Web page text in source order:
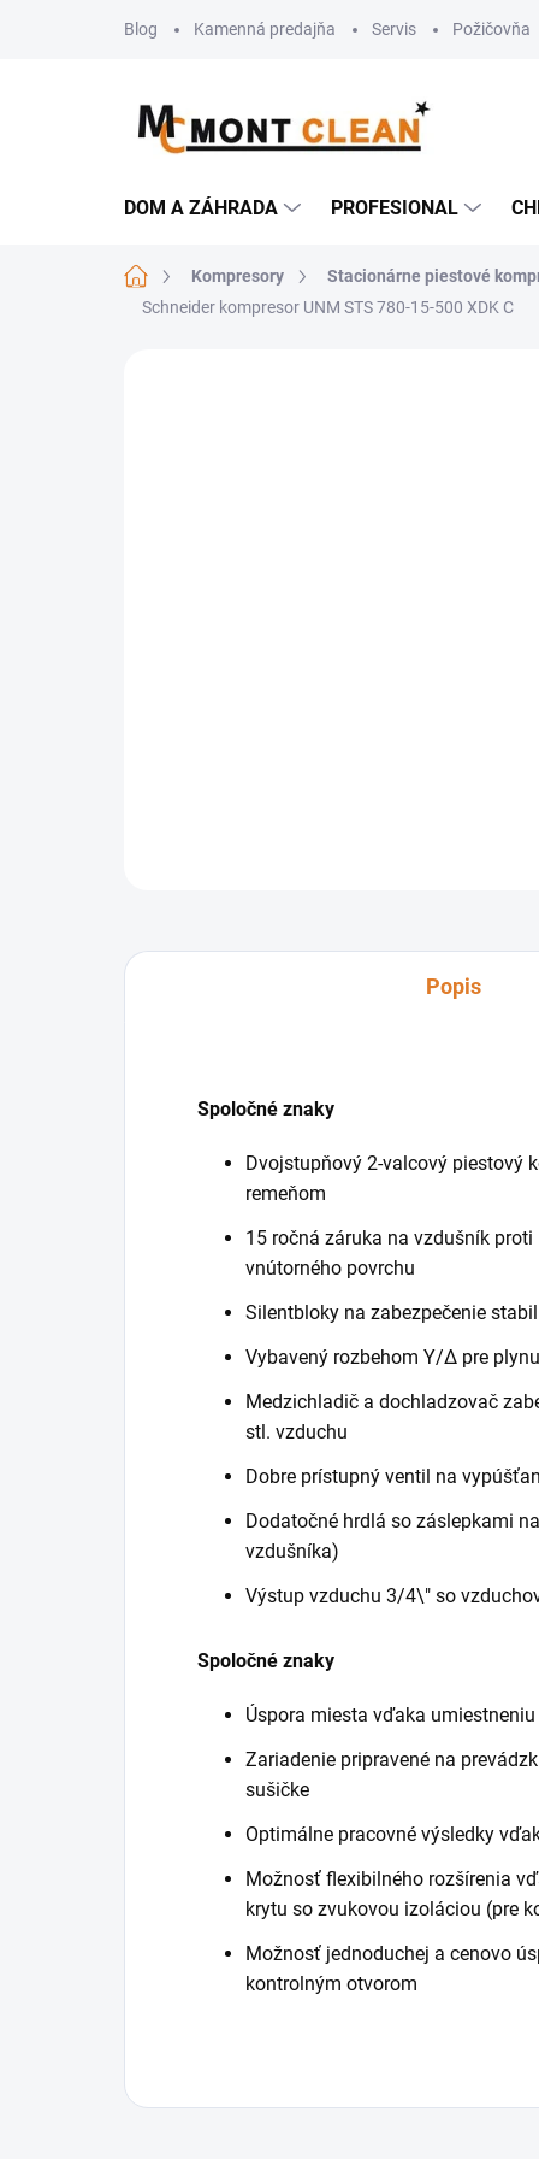
Blog Kamenná predajňa Servis Požičovňa
DOM A ZÁHRADA PROFESIONAL
DomovKompresory Stacionárne piestové
Schneider kompresor UNM STS 780-15-500 XDK C
Popis
Spoločné znaky
Dvojstupňový 2-valcový piestový
remeňom
15 ročná záruka na vzdušník
vnútorného povrchu
Silentbloky na zabezpečenie
Vybavený rozbehom Y/Δ pre
Medzichladič a dochladzovač
stl. vzduchu
Dobre prístupný ventil na
Dodatočné hrdlá so záslepkami
vzdušníka)
Výstup vzduchu 3/4\" so
Spoločné znaky
Úspora miesta vďaka
Zariadenie pripravené na
sušičke
Optimálne pracovné výsledky
Možnosť flexibilného rozšírenia
krytu so zvukovou izoláciou (pre
Možnosť jednoduchej a cenovo
kontrolným otvorom